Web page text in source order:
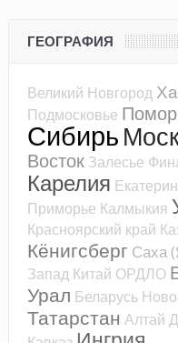
ГЕОГРАФИЯ
Великий Новгород
Подмосковье
Сибирь
Восток Залесье
Карелия
Приморье Калмыкия
Красноярский край
Кёнигсберг Саха
Запад Китай ОРДЛО
Урал Беларусь
Татарстан Алтай